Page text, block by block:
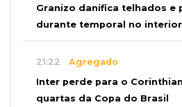
Granizo danifica telhados e
durante temporal no interior
21:22 Agregado
Inter perde para o
quartas da Copa do Brasil